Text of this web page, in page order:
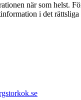
när som helst.
i det rättsliga